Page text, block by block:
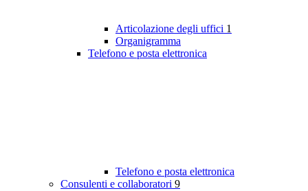
Articolazione degli uffici 1
Organigramma
Telefono e posta elettronica
Telefono e posta elettronica
Consulenti e collaboratori 9